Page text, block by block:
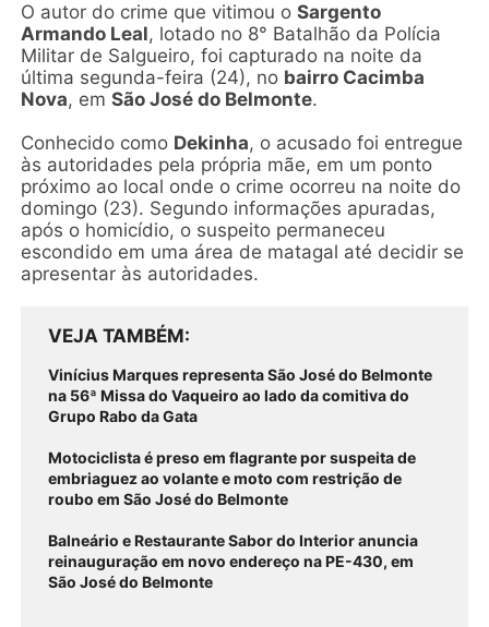
O autor do crime que vitimou oSargento
Armando Leal, lotado no 8° Batalhão da Polícia
Militar de Salgueiro, foi capturado na noite da
última segunda-feira (24), no bairro Cacimba
Nova, emSão José do Belmonte.
Conhecido como Dekinha, o acusado foi entregue
às autoridades pela própria mãe, em um ponto
próximo ao local onde o crime ocorreu na noite do
domingo (23). Segundo informações apuradas,
após o homicídio, o suspeito permaneceu
escondido em uma área de matagal até decidir se
apresentar às autoridades.
VEJA TAMBÉM
Vinícius Marques representa São José do Belmonte
na 56ª Missa do Vaqueiro ao lado da comitiva do
Grupo Rabo da Gata
Motociclista é preso em flagrante por suspeita de
embriaguez ao volante e moto com restrição de
roubo em São José do Belmonte
Balneário e Restaurante Sabor do Interior anuncia
reinauguração em novo endereço na PE-430, em
São José do Belmonte